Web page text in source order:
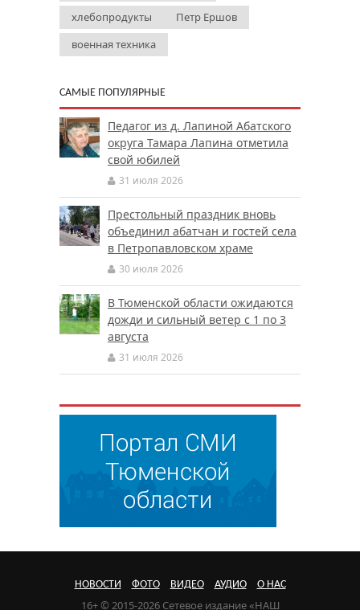
хлебопродукты
Петр Ершов
военная техника
САМЫЕ ПОПУЛЯРНЫЕ
Педагог из д. Лапиной Абатского
округа Тамара Лапина отметила
свой юбилей
31 июля 2026
Престольный праздник вновь
объединил абатчан и гостей села
в Петропавловском храме
30 июля 2026
В Тюменской области ожидаются
дожди и сильный ветер с 1 по 3
августа
31 июля 2026
НОВОСТИ ФОТО ВИДЕО АУДИО О НАС
16+ © 2015-2026 Сетевое издание «НАШ